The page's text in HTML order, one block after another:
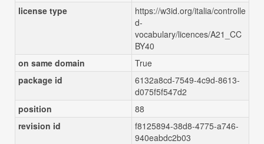
license type
https://w3id.org/italia/controlle
d-
vocabulary/licences/A21_CC
BY40
on same domain
True
package id
6132a8cd-7549-4c9d-8613-
d075f5f547d2
position
88
revision id
f8125894-38d8-4775-a746-
940eabdc2b03